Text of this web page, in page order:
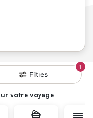
1
Filtres
votre voyage